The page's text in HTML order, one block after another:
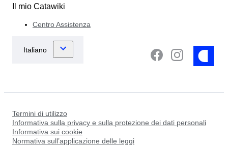
Il mio Catawiki
Centro Assistenza
Termini di utilizzo
Informativa sulla privacy e sulla protezione dei dati personali
Informativa sui cookie
Normativa sull’applicazione delle leggi